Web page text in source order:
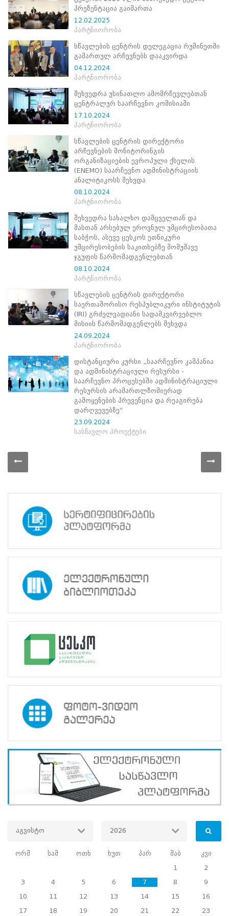
ნორმატიული
ბაზა
სტრატეგიული
სამოქმედო
გეგმა
არჩევნების
სანდოობის
მართვის
გეგმა
გენდერული
თანასწორობის
მემორანდუმი
მიღწევები
ხარისხის
სასწავლო
პროექტები
სერტიფიცირება
პარტნიორობა
2025
გეგმის
პრეზენტაცია
გაიმართა
12.02.2025
პარტნიორობა
სწავლების
ცენტრის
დელეგაცია
რუმინეთში
გამართულ
არჩევნებს
დააკვირდა
04.12.2024
პარტნიორობა
შეხვედრა
უსინათლო
ამომრჩევლებთან
ცენტრალურ
კომისიაში
პარტნიორობა
დირექტორი
პრეზენტაცია გაიმართა
12.02.2025
პარტნიორობა
სწავლების ცენტრის დელეგაცია რუმინეთში
გამართულ არჩევნებს დააკვირდა
04.12.2024
პარტნიორობა
შეხვედრა უსინათლო ამომრჩევლებთან
ცენტრალურ საარჩევნო კომისიაში
17.10.2024
პარტნიორობა
სწავლების ცენტრის დირექტორი
არჩევნების მონიტორინგის
ორგანიზაციების ევროპული ქსელის
(ENEMO) საარჩევნო ადმინისტრაციის
ანალიტიკოსს შეხვდა
08.10.2024
პარტნიორობა
შეხვედრა სახალხო დამცველთან და
მასთან არსებულ ეროვნულ უმცირესობათა
საბჭოს, ასევე ცესკოს ეთნიკური
უმცირესობების საკითხებზე მომუშავე
ჯგუფის წარმომადგენლებთან
08.10.2024
პარტნიორობა
სწავლების ცენტრის დირექტორი
საერთაშორისო რესპუბლიკური ინსტიტუტის
(IRI) გრძელვადიანი სადამკვირვებლო
მისიის წარმომადგენლებს შეხვდა
24.09.2024
პარტნიორობა
დისტანციური კურსი „საარჩევნო კამპანია
და ადმინისტრაციული რესურსი -
საარჩევნო პროცესებში ადმინისტრაციული
რესურსის არამართლზომიერად
გამოყენების პრევენცია და რეაგირება
დარღვევებზე“
23.09.2024
სასწავლო პროექტები
აგვისტო 2026
ორშ სამ ოთხ ხუთ პარ შაბ
კვი
1
2
3
4 5 6 7 8
9
10
11 12 13 14 15
16
17
18 19 20 21 22
23